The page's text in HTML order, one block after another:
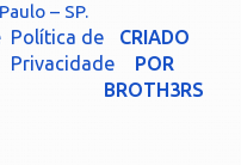
– SP.
Política de
Privacidade
CRIADO
POR
BROTH3RS